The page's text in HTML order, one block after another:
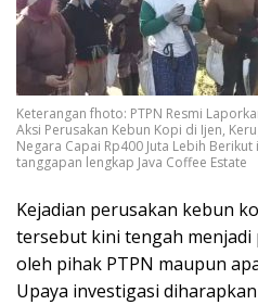
Keterangan fhoto: PTPN Resmi
Aksi Perusakan Kebun Kopi di Ijen,
Negara Capai Rp400 Juta Lebih Berikut
tanggapan lengkap Java Coffee Estate
Kejadian perusakan kebun
tersebut kini tengah
oleh pihak PTPN maupun
Upaya investigasi